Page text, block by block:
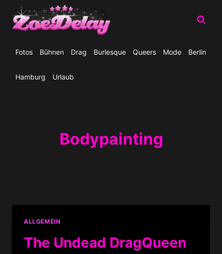
Inhalt
springen
Fotos Bühnen Drag Burlesque Queers Mode Berlin
Hamburg Urlaub
Bodypainting
ALLGEMEIN
The Undead DragQueen